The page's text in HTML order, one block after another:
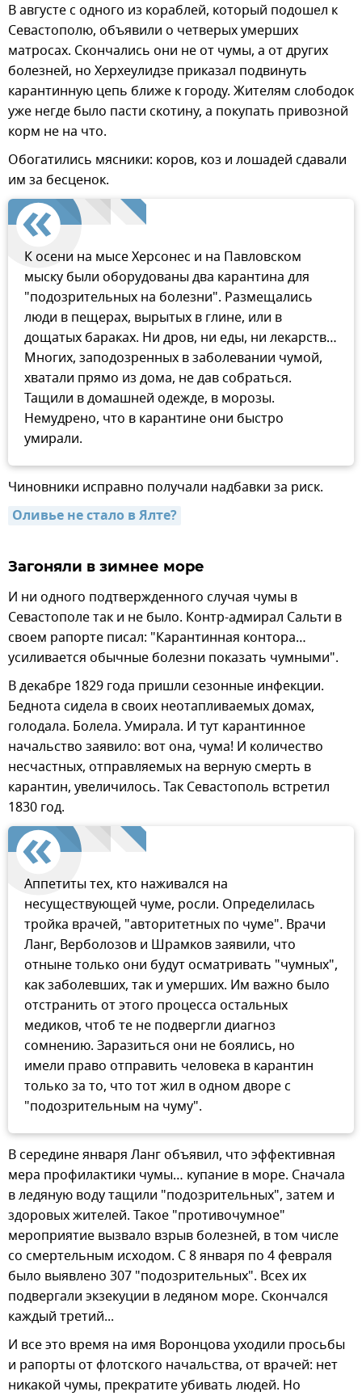
В августе с одного из кораблей, который подошел к
Севастополю, объявили о четверых умерших
матросах. Скончались они не от чумы, а от других
болезней, но Херхеулидзе приказал подвинуть
карантинную цепь ближе к городу. Жителям слободок
уже негде было пасти скотину, а покупать привозной
корм не на что.
Обогатились мясники: коров, коз и лошадей сдавали
им за бесценок.
К осени на мысе Херсонес и на Павловском
мыску были оборудованы два карантина для
"подозрительных на болезни". Размещались
люди в пещерах, вырытых в глине, или в
дощатых бараках. Ни дров, ни еды, ни лекарств…
Многих, заподозренных в заболевании чумой,
хватали прямо из дома, не дав собраться.
Тащили в домашней одежде, в морозы.
Немудрено, что в карантине они быстро
умирали.
Чиновники исправно получали надбавки за риск.
Оливье не стало в Ялте?
Загоняли в зимнее море
И ни одного подтвержденного случая чумы в
Севастополе так и не было. Контр-адмирал Сальти в
своем рапорте писал: "Карантинная контора…
усиливается обычные болезни показать чумными".
В декабре 1829 года пришли сезонные инфекции.
Беднота сидела в своих неотапливаемых домах,
голодала. Болела. Умирала. И тут карантинное
начальство заявило: вот она, чума! И количество
несчастных, отправляемых на верную смерть в
карантин, увеличилось. Так Севастополь встретил
1830 год.
Аппетиты тех, кто наживался на
несуществующей чуме, росли. Определилась
тройка врачей, "авторитетных по чуме". Врачи
Ланг, Верболозов и Шрамков заявили, что
отныне только они будут осматривать "чумных",
как заболевших, так и умерших. Им важно было
отстранить от этого процесса остальных
медиков, чтоб те не подвергли диагноз
сомнению. Заразиться они не боялись, но
имели право отправить человека в карантин
только за то, что тот жил в одном дворе с
"подозрительным на чуму".
В середине января Ланг объявил, что эффективная
мера профилактики чумы… купание в море. Сначала
в ледяную воду тащили "подозрительных", затем и
здоровых жителей. Такое "противочумное"
мероприятие вызвало взрыв болезней, в том числе
со смертельным исходом. С 8 января по 4 февраля
было выявлено 307 "подозрительных". Всех их
подвергали экзекуции в ледяном море. Скончался
каждый третий...
И все это время на имя Воронцова уходили просьбы
и рапорты от флотского начальства, от врачей: нет
никакой чумы, прекратите убивать людей. Но